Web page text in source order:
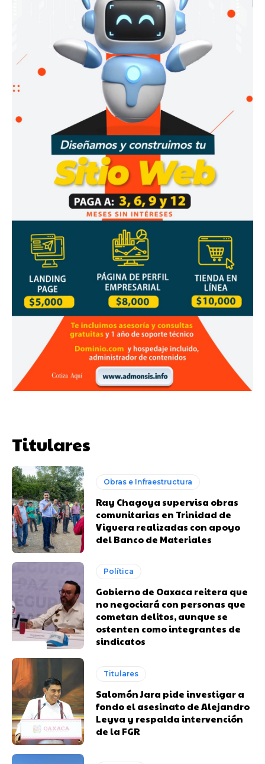
Titulares
Obras e Infraestructura
Ray Chagoya supervisa obras
comunitarias en Trinidad de
Viguera realizadas con apoyo
del Banco de Materiales
Política
Gobierno de Oaxaca reitera que
no negociará con personas que
cometan delitos, aunque se
ostenten como integrantes de
sindicatos
Titulares
Salomón Jara pide investigar a
fondo el asesinato de Alejandro
Leyva y respalda intervención
de la FGR